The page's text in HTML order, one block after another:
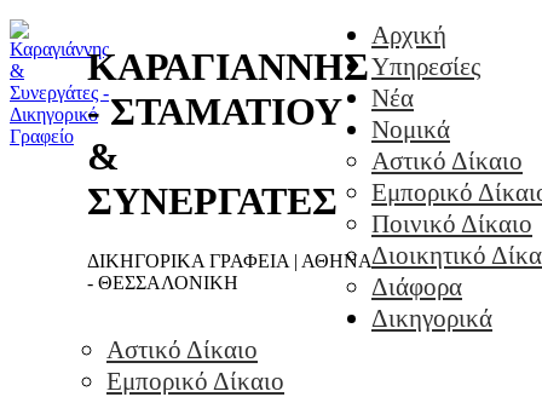
ΚΑΡΑΓΙΑΝΝΗΣ
- ΣΤΑΜΑΤΙΟΥ
&
ΣΥΝΕΡΓΑΤΕΣ
ΔΙΚΗΓΟΡΙΚΑ ΓΡΑΦΕΙΑ | ΑΘΗΝΑ
- ΘΕΣΣΑΛΟΝΙΚΗ
Αρχική
Υπηρεσίες
Νέα
Νομικά
Αστικό Δίκαιο
Εμπορικό
Ποινικό Δίκαιο
Διοικητικό
Διάφορα
Δικηγορικά
Αστικό Δίκαιο
Εμπορικό Δίκαιο